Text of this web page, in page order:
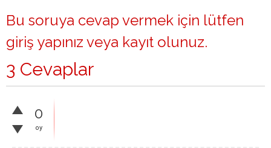
Bu soruya cevap vermek için lütfen
giriş yapınız veya kayıt olunuz.
3 Cevaplar
0
oy